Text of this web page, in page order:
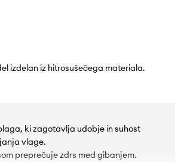
izdelan iz hitrosušečega materiala.
ki zagotavlja udobje in suhost
vlage.
preprečuje zdrs med gibanjem.